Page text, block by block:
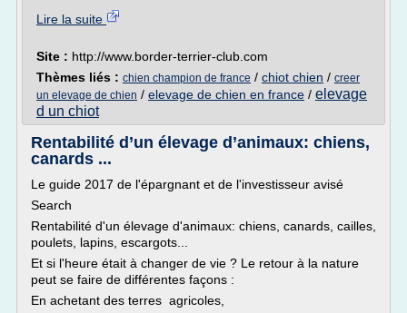
Lire la suite
Site : http://www.border-terrier-club.com
Thèmes liés : chien champion de france / chiot chien / creer
un elevage de chien / elevage de chien en france / elevage
d un chiot
Rentabilité d’un élevage d’animaux: chiens,
canards ...
Le guide 2017 de l'épargnant et de l'investisseur avisé
Search
Rentabilité d'un élevage d'animaux: chiens, canards, cailles,
poulets, lapins, escargots...
Et si l'heure était à changer de vie ? Le retour à la nature
peut se faire de différentes façons :
En achetant des terres agricoles,